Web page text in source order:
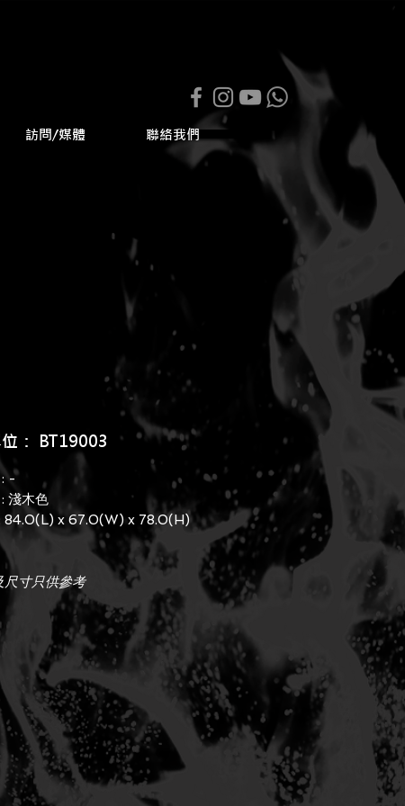
訪問/媒體 聯絡我們
： BT19003
: -
淺木色
84.0(L) x 67.0(W) x 78.0(H)
尺寸只供參考